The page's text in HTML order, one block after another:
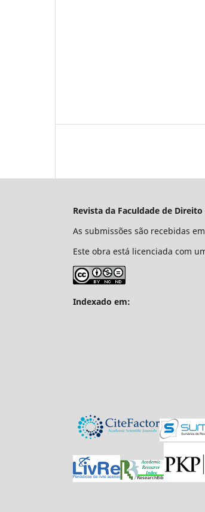
Revista da Faculdade de
As submissões são recebidas
Este obra está licenciada com
Indexado em: